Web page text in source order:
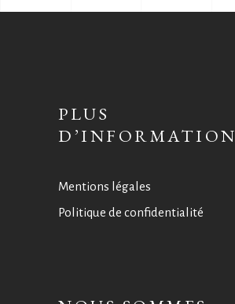
PLUS
D’INFORMATION
Mentions légales
Politique de confidentialité